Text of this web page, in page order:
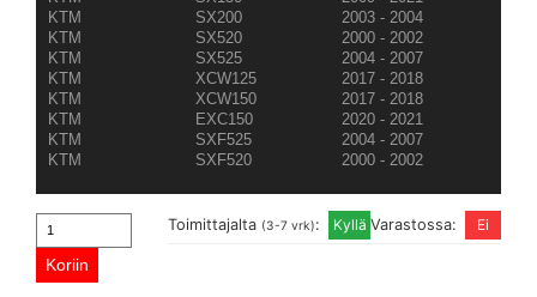
KTM
SX200
2003 - 2004
KTM
SX520
2000 - 2002
KTM
SX525
2004 - 2007
KTM
XCW125
2017 - 2018
KTM
XCW150
2017 - 2018
KTM
EXC150
2020 - 2021
KTM
SXF525
2004 - 2007
KTM
SXF520 2000 - 2002
Varastossa:
Toimittajalta (3-7 vrk):